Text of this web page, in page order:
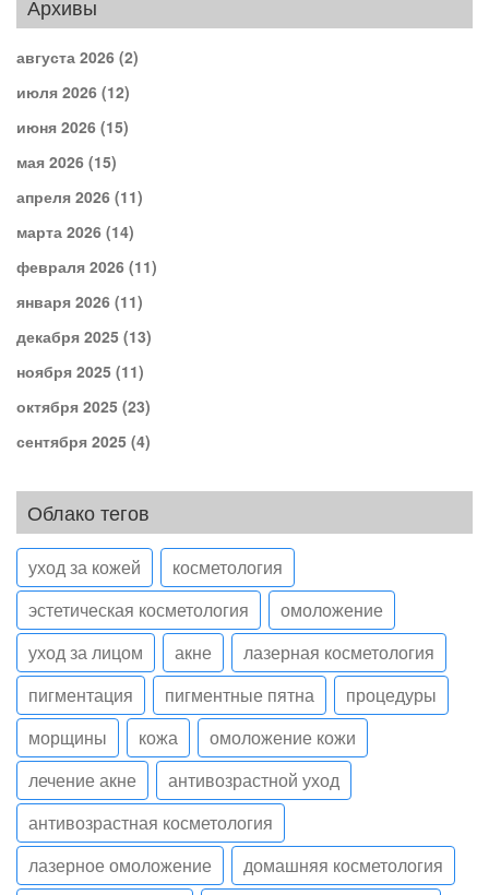
Архивы
августа 2026 (2)
июля 2026 (12)
июня 2026 (15)
мая 2026 (15)
апреля 2026 (11)
марта 2026 (14)
февраля 2026 (11)
января 2026 (11)
декабря 2025 (13)
ноября 2025 (11)
октября 2025 (23)
сентября 2025 (4)
Облако тегов
уход за кожей
косметология
эстетическая косметология
омоложение
уход за лицом
акне
лазерная косметология
пигментация
пигментные пятна
процедуры
морщины
кожа
омоложение кожи
лечение акне
антивозрастной уход
антивозрастная косметология
лазерное омоложение
домашняя косметология